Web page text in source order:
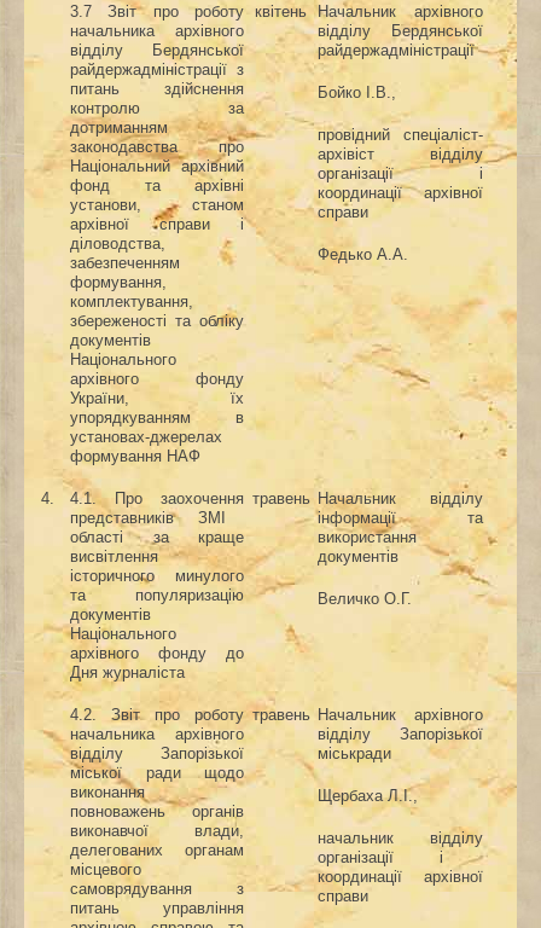
3 .7 Звіт про роботу
начальника архівного
відділу Бердянської
райдержадміністрації з
питань здійснення
контролю за
дотриманням
законодавства про
Національний архівний
фонд та архівні
установи, станом
архівної справи і
діловодства,
забезпеченням
формування,
комплектування,
збереженості та обліку
документів
Національного
архівного фонду
України, їх
упорядкуванням в
установах-джерелах
формування НАФ
квітень
Начальник архівного
відділу Бердянської
райдержадміністрації
Бойко І.В.
провідний спеціаліст-
архівіст відділу
організації і
координації архівної
справи
Федько А.А.
4. 4.1. Про заохочення
представників ЗМІ
області за краще
висвітлення
історичного минулого
та популяризацію
документів
Національного
архівного фонду
до
Дня журналіста
травень Начальник відділу
інформаціїта
використання
документів
Величко О.Г.
4.2. Звіт про роботу
начальника архівного
відділу Запорізької
міської ради щодо
виконання
повноважень органів
виконавчої влади,
делегованих органам
місцевого
самоврядування з
питань управління
травень Начальник архівного
відділу Запорізької
міськради
Щербаха Л.І.,
начальник відділу
організації і
координації архівної
справи